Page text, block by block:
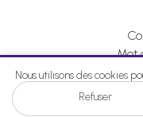
Mot
Nous utilisons des cookies
Refuser